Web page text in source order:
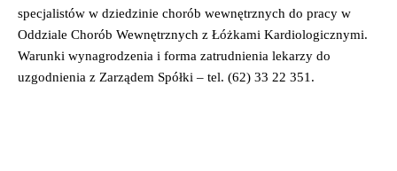
specjalistów w dziedzinie chorób wewnętrznych do pracy w
Oddziale Chorób Wewnętrznych z Łóżkami Kardiologicznymi.
Warunki wynagrodzenia i forma zatrudnienia lekarzy do
uzgodnienia z Zarządem Spółki – tel. (62) 33 22 351.